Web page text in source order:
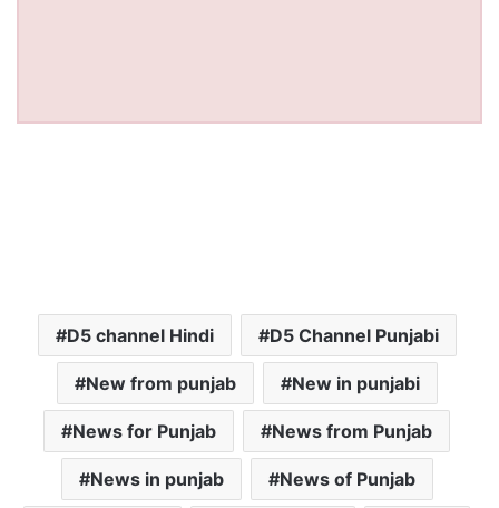
D5 channel Hindi D5 Channel Punjabi
New from punjab New in punjabi
News for Punjab News from Punjab
News in punjab News of Punjab